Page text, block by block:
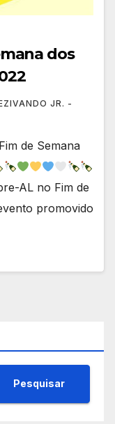
dos
JR. -
de Semana
AL no Fim de
promovido
Pesquisar